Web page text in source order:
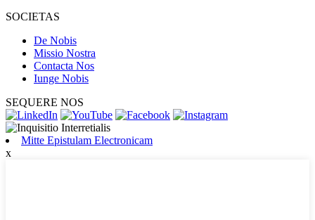
SOCIETAS
De Nobis
Missio Nostra
Contacta Nos
Iunge Nobis
SEQUERE NOS
Mitte Epistulam Electronicam
x